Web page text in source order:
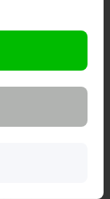
gebeurtenis
dat u
van de
met uw stem
er dan voor
toelaat
volgende